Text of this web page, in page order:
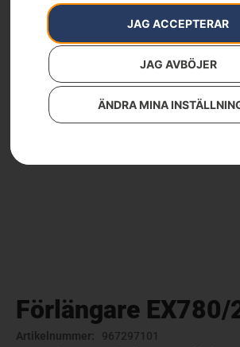
JAG ACCEPTERAR
JAG AVBÖJER
ÄNDRA MINA
Förlängare EX780/
Artikelnummer:
967297101